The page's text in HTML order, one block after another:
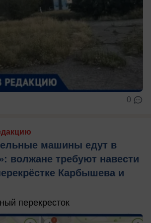
0
машины едут в
волжане требуют навести
Карбышева и
перекресток